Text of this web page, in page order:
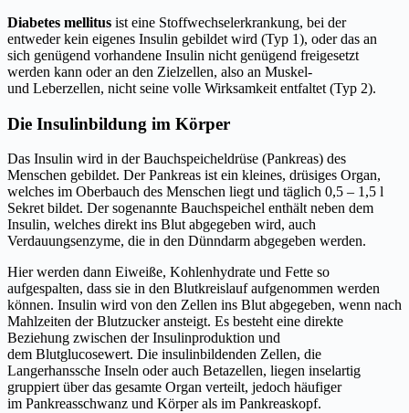
Diabetes mellitus ist eine Stoffwechselerkrankung, bei der
entweder kein eigenes Insulin gebildet wird (Typ 1), oder das an
sich genügend vorhandene Insulin nicht genügend freigesetzt
werden kann oder an den Zielzellen, also an Muskel-
und Leberzellen, nicht seine volle Wirksamkeit entfaltet (Typ 2).
Die Insulinbildung im Körper
Das Insulin wird in der Bauchspeicheldrüse (Pankreas) des
Menschen gebildet. Der Pankreas ist ein kleines, drüsiges Organ,
welches im Oberbauch des Menschen liegt und täglich 0,5 – 1,5 l
Sekret bildet. Der sogenannte Bauchspeichel enthält neben dem
Insulin, welches direkt ins Blut abgegeben wird, auch
Verdauungsenzyme, die in den Dünndarm abgegeben werden.
Hier werden dann Eiweiße, Kohlenhydrate und Fette so
aufgespalten, dass sie in den Blutkreislauf aufgenommen werden
können. Insulin wird von den Zellen ins Blut abgegeben, wenn nach
Mahlzeiten der Blutzucker ansteigt. Es besteht eine direkte
Beziehung zwischen der Insulinproduktion und
dem Blutglucosewert. Die insulinbildenden Zellen, die
Langerhanssche Inseln oder auch Betazellen, liegen inselartig
gruppiert über das gesamte Organ verteilt, jedoch häufiger
im Pankreasschwanz und Körper als im Pankreaskopf.